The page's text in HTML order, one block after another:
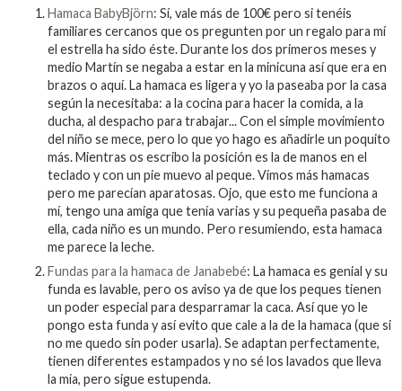
Hamaca BabyBjörn: Sí, vale más de 100€ pero si tenéis
familiares cercanos que os pregunten por un regalo para mí
el estrella ha sido éste. Durante los dos primeros meses y
medio Martín se negaba a estar en la minicuna así que era en
brazos o aquí. La hamaca es ligera y yo la paseaba por la casa
según la necesitaba: a la cocina para hacer la comida, a la
ducha, al despacho para trabajar... Con el simple movimiento
del niño se mece, pero lo que yo hago es añadirle un poquito
más. Mientras os escribo la posición es la de manos en el
teclado y con un pie muevo al peque. Vimos más hamacas
pero me parecían aparatosas. Ojo, que esto me funciona a
mí, tengo una amiga que tenía varias y su pequeña pasaba de
ella, cada niño es un mundo. Pero resumiendo, esta hamaca
me parece la leche.
Fundas para la hamaca de Janabebé: La hamaca es genial y su
funda es lavable, pero os aviso ya de que los peques tienen
un poder especial para desparramar la caca. Así que yo le
pongo esta funda y así evito que cale a la de la hamaca (que si
no me quedo sin poder usarla). Se adaptan perfectamente,
tienen diferentes estampados y no sé los lavados que lleva
la mía, pero sigue estupenda.